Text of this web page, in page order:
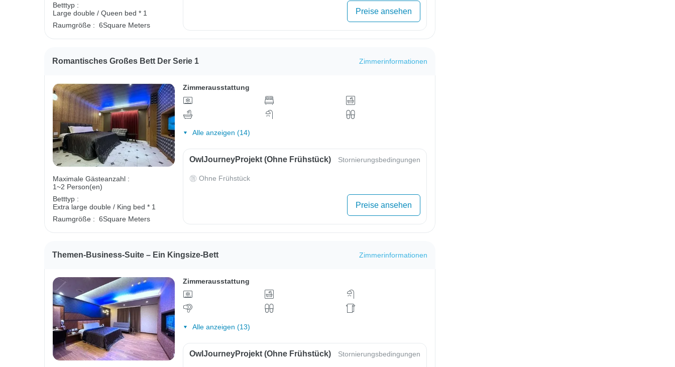
Betttyp :
Large double / Queen bed * 1
Raumgröße : 6Square Meters
Preise ansehen
Romantisches Großes Bett Der Serie 1 Zimmerinformationen
Maximale Gästeanzahl :
1~2 Person(en)
Betttyp :
Extra large double / King bed * 1
Raumgröße : 6Square Meters
Zimmerausstattung
Alle anzeigen (14)
OwlJourneyProjekt (ohne Frühstück) Stornierungsbedingungen
Ohne Frühstück
Preise ansehen
Themen-Business-Suite – Ein Kingsize-Bett Zimmerinformationen
Zimmerausstattung
Alle anzeigen (13)
OwlJourneyProjekt (ohne Frühstück) Stornierungsbedingungen